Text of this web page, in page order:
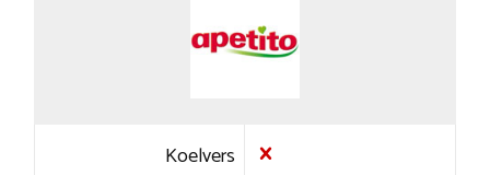
Koelvers